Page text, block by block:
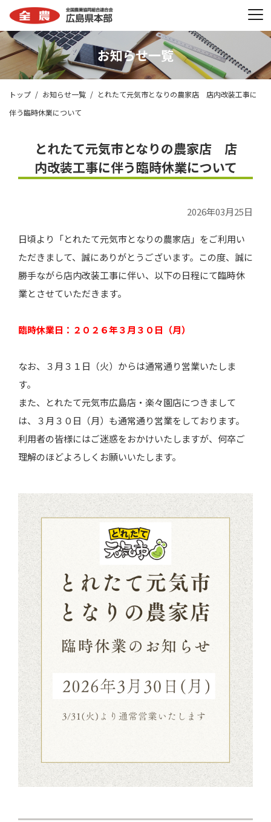
お知らせ一覧
トップ お知らせ一覧
とれたて元気市となりの農家店 店内改装工事に
伴う臨時休業について
とれたて元気市となりの農家店 店
内改装工事に伴う臨時休業について
2026年03月25日
日頃より「とれたて元気市となりの農家店」をご利用い
ただきまして、誠にありがとうございます。この度、誠に
勝手ながら店内改装工事に伴い、以下の日程にて臨時休
業とさせていただきます。
臨時休業日：２０２６年３月３０日（月）
なお、３月３１日（火）からは通常通り営業いたしま
す。
また、とれたて元気市広島店・楽々園店につきまして
は、３月３０日（月）も通常通り営業をしております。
利用者の皆様にはご迷惑をおかけいたしますが、何卒ご
理解のほどよろしくお願いいたします。